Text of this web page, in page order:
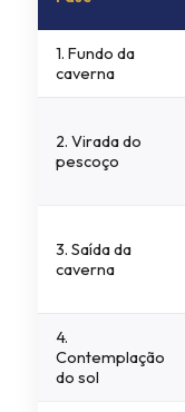
1. Fundo da
caverna
2. Virada do
pescoço
3. Saída da
caverna
4.
Contemplação
do sol